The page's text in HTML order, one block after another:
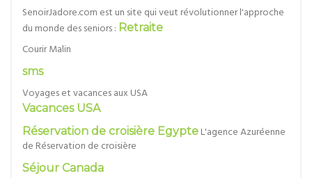
SenoirJadore.com est un site qui veut révolutionner l'approche
du monde des seniors : Retraite
Courir Malin
sms
Voyages et vacances aux USA
Vacances USA
Réservation de croisière Egypte L'agence Azuréenne
de Réservation de croisière
Séjour Canada